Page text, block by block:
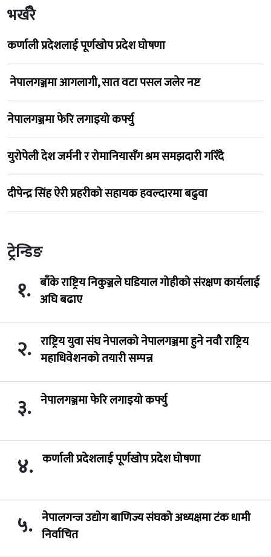
भर्खरै
कर्णाली प्रदेशलाई पूर्णखोप प्रदेश घोषणा
नेपालगञ्जमा आगलागी, सात वटा पसल जलेर नष्ट
नेपालगञ्जमा फेरि लगाइयो कर्फ्यु
युरोपेली देश जर्मनी र रोमानियासँग श्रम समझदारी गरिँदै
दीपेन्द्र सिंह ऐरी प्रहरीको सहायक हवल्दारमा बढुवा
ट्रेन्डिङ
१. बाँके राष्ट्रिय निकुञ्जले घडियाल गोहीको संरक्षण कार्यलाई
अघि बढाए
२. राष्ट्रिय युवा संघ नेपालको नेपालगञ्जमा हुने नवौ राष्ट्रिय
महाधिवेशनको तयारी सम्पन्न
३. नेपालगञ्जमा फेरि लगाइयो कर्फ्यु
४. कर्णाली प्रदेशलाई पूर्णखोप प्रदेश घोषणा
५. नेपालगन्ज उद्योग बाणिज्य संघको अध्यक्षमा टंक धामी
निर्वाचित